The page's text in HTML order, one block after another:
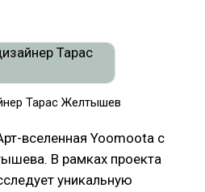
Тарас Желтышев
вселенная Yoomoota с
В рамках проекта
уникальную